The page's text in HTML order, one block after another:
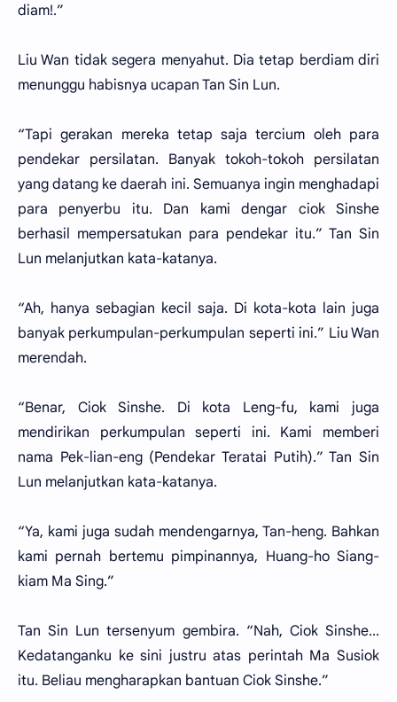
diam!.”
Liu Wan tidak segera menyahut. Dia tetap berdiam diri
menunggu habisnya ucapan Tan Sin Lun.
“Tapi gerakan mereka tetap saja tercium oleh para
pendekar persilatan. Banyak tokoh-tokoh persilatan
yang datang ke daerah ini. Semuanya ingin menghadapi
para penyerbu itu. Dan kami dengar ciok Sinshe
berhasil mempersatukan para pendekar itu.” Tan Sin
Lun melanjutkan kata-katanya.
“Ah, hanya sebagian kecil saja. Di kota-kota lain juga
banyak perkumpulan-perkumpulan seperti ini.” Liu Wan
merendah.
“Benar, Ciok Sinshe. Di kota Leng-fu, kami juga
mendirikan perkumpulan seperti ini. Kami memberi
nama Pek-lian-eng (Pendekar Teratai Putih).” Tan Sin
Lun melanjutkan kata-katanya.
“Ya, kami juga sudah mendengarnya, Tan-heng. Bahkan
kami pernah bertemu pimpinannya, Huang-ho Siang-
kiam Ma Sing.”
Tan Sin Lun tersenyum gembira. “Nah, Ciok Sinshe...
Kedatanganku ke sini justru atas perintah Ma Susiok
itu. Beliau mengharapkan bantuan Ciok Sinshe.”